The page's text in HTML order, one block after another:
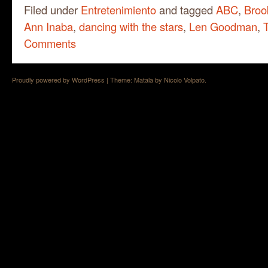
Filed under Entretenimientoand tagged ABC,
Ann Inaba, dancing with the stars, Len Goodman,
Comments
Proudly powered by WordPress | Theme: Matala by Nicolo Volpato.